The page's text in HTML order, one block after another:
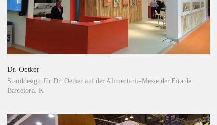
Dr. Oetker
Standdesign für Dr. Oetker auf der Alimentaria-Messe der Fira de
Barcelona. K